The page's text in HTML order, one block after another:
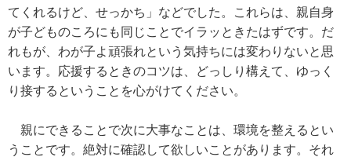
てくれるけど、せっかち」などでした。これらは、親自身
が子どものころにも同じことでイラッときたはずです。だ
れもが、わが子よ頑張れという気持ちには変わりないと思
います。応援するときのコツは、どっしり構えて、ゆっく
り接するということを心がけてください。
親にできることで次に大事なことは、環境を整えるとい
うことです。絶対に確認して欲しいことがあります。それ